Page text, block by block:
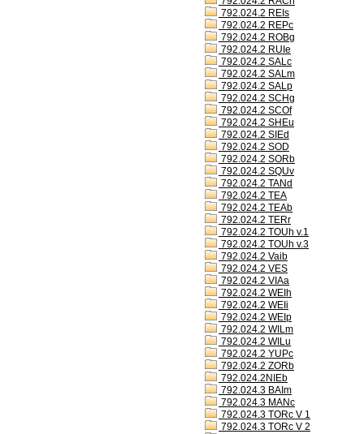
792.024.2 REIs
792.024.2 REPc
792.024.2 ROBg
792.024.2 RUIe
792.024.2 SALc
792.024.2 SALm
792.024.2 SALp
792.024.2 SCHg
792.024.2 SCOf
792.024.2 SHEu
792.024.2 SIEd
792.024.2 SOD
792.024.2 SORb
792.024.2 SQUv
792.024.2 TANd
792.024.2 TEA
792.024.2 TEAb
792.024.2 TERr
792.024.2 TOUh v.1
792.024.2 TOUh v.3
792.024.2 Vaib
792.024.2 VES
792.024.2 VIAa
792.024.2 WEIh
792.024.2 WEIi
792.024.2 WEIp
792.024.2 WILm
792.024.2 WILu
792.024.2 YUPc
792.024.2 ZORb
792.024.2NIEb
792.024.3 BAIm
792.024.3 MANc
792.024.3 TORc V 1
792.024.3 TORc V 2